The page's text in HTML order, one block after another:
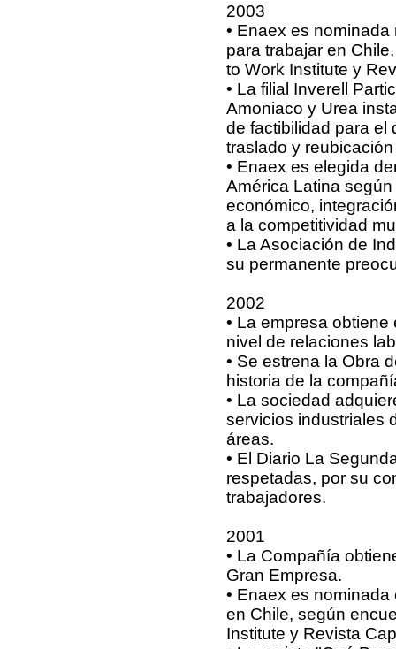
2003
• Enaex es
para trabajar en
to Work Institute y
• La filial Inverell
Amoniaco y Urea
de factibilidad para el
traslado y
• Enaex es elegida
América Latina
económico,
a la competitividad
• La Asociación de
su permanente
2002
• La empresa
nivel de relaciones
• Se estrena la Obra
historia de la
• La sociedad
servicios industriales
áreas.
• El Diario La
respetadas, por su
trabajadores.
2001
• La Compañía
Gran Empresa.
• Enaex es
en Chile, según
Institute y Revista